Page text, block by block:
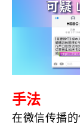
手法
在微信传播